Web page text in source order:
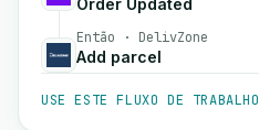
Order Updated
Então · DelivZone
Add parcel
USE ESTE FLUXO DE TRABALHO